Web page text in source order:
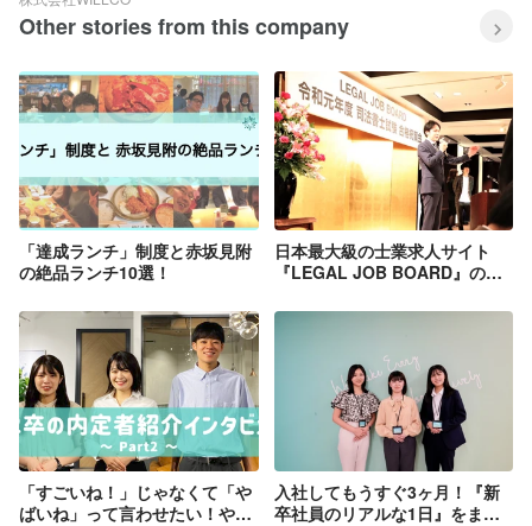
Other stories from this company
「達成ランチ」制度と赤坂見附
の絶品ランチ10選！
日本最大級の士業求人サイト
『LEGAL JOB BOARD』の大
「すごいね！」じゃなくて「や
ばいね」って言わせたい！やる
入社してもうすぐ3ヶ月！『新
卒社員のリアルな1日』をまと